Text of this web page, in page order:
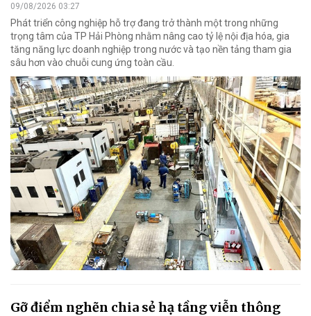
09/08/2026 03:27
Phát triển công nghiệp hỗ trợ đang trở thành một trong những
trọng tâm của TP Hải Phòng nhằm nâng cao tỷ lệ nội địa hóa, gia
tăng năng lực doanh nghiệp trong nước và tạo nền tảng tham gia
sâu hơn vào chuỗi cung ứng toàn cầu.
Gỡ điểm nghẽn chia sẻ hạ tầng viễn thông